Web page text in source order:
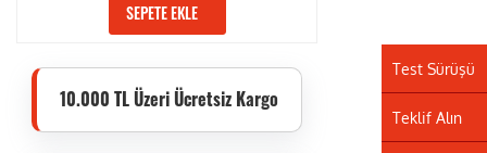
SEPETE EKLE
10.000 TL Üzeri Ücretsiz Kargo
Test Sürüşü
Teklif Alın